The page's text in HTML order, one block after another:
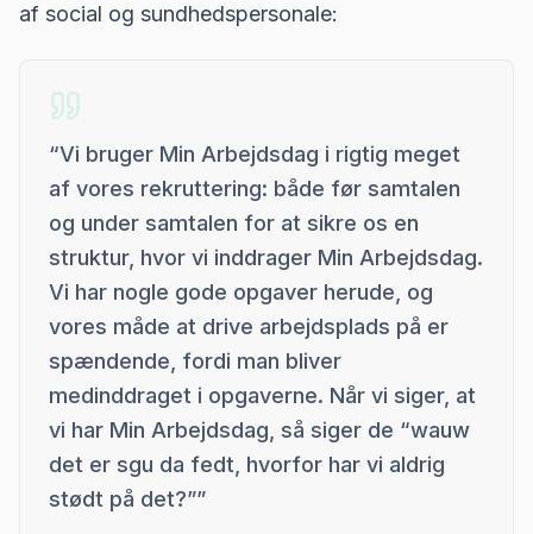
af social og sundhedspersonale:
“Vi bruger Min Arbejdsdag i rigtig meget
af vores rekruttering: både før samtalen
og under samtalen for at sikre os en
struktur, hvor vi inddrager Min Arbejdsdag.
Vi har nogle gode opgaver herude, og
vores måde at drive arbejdsplads på er
spændende, fordi man bliver
medinddraget i opgaverne. Når vi siger, at
vi har Min Arbejdsdag, så siger de “wauw
det er sgu da fedt, hvorfor har vi aldrig
stødt på det?””